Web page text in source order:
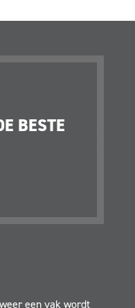
BESTE
een vak wordt